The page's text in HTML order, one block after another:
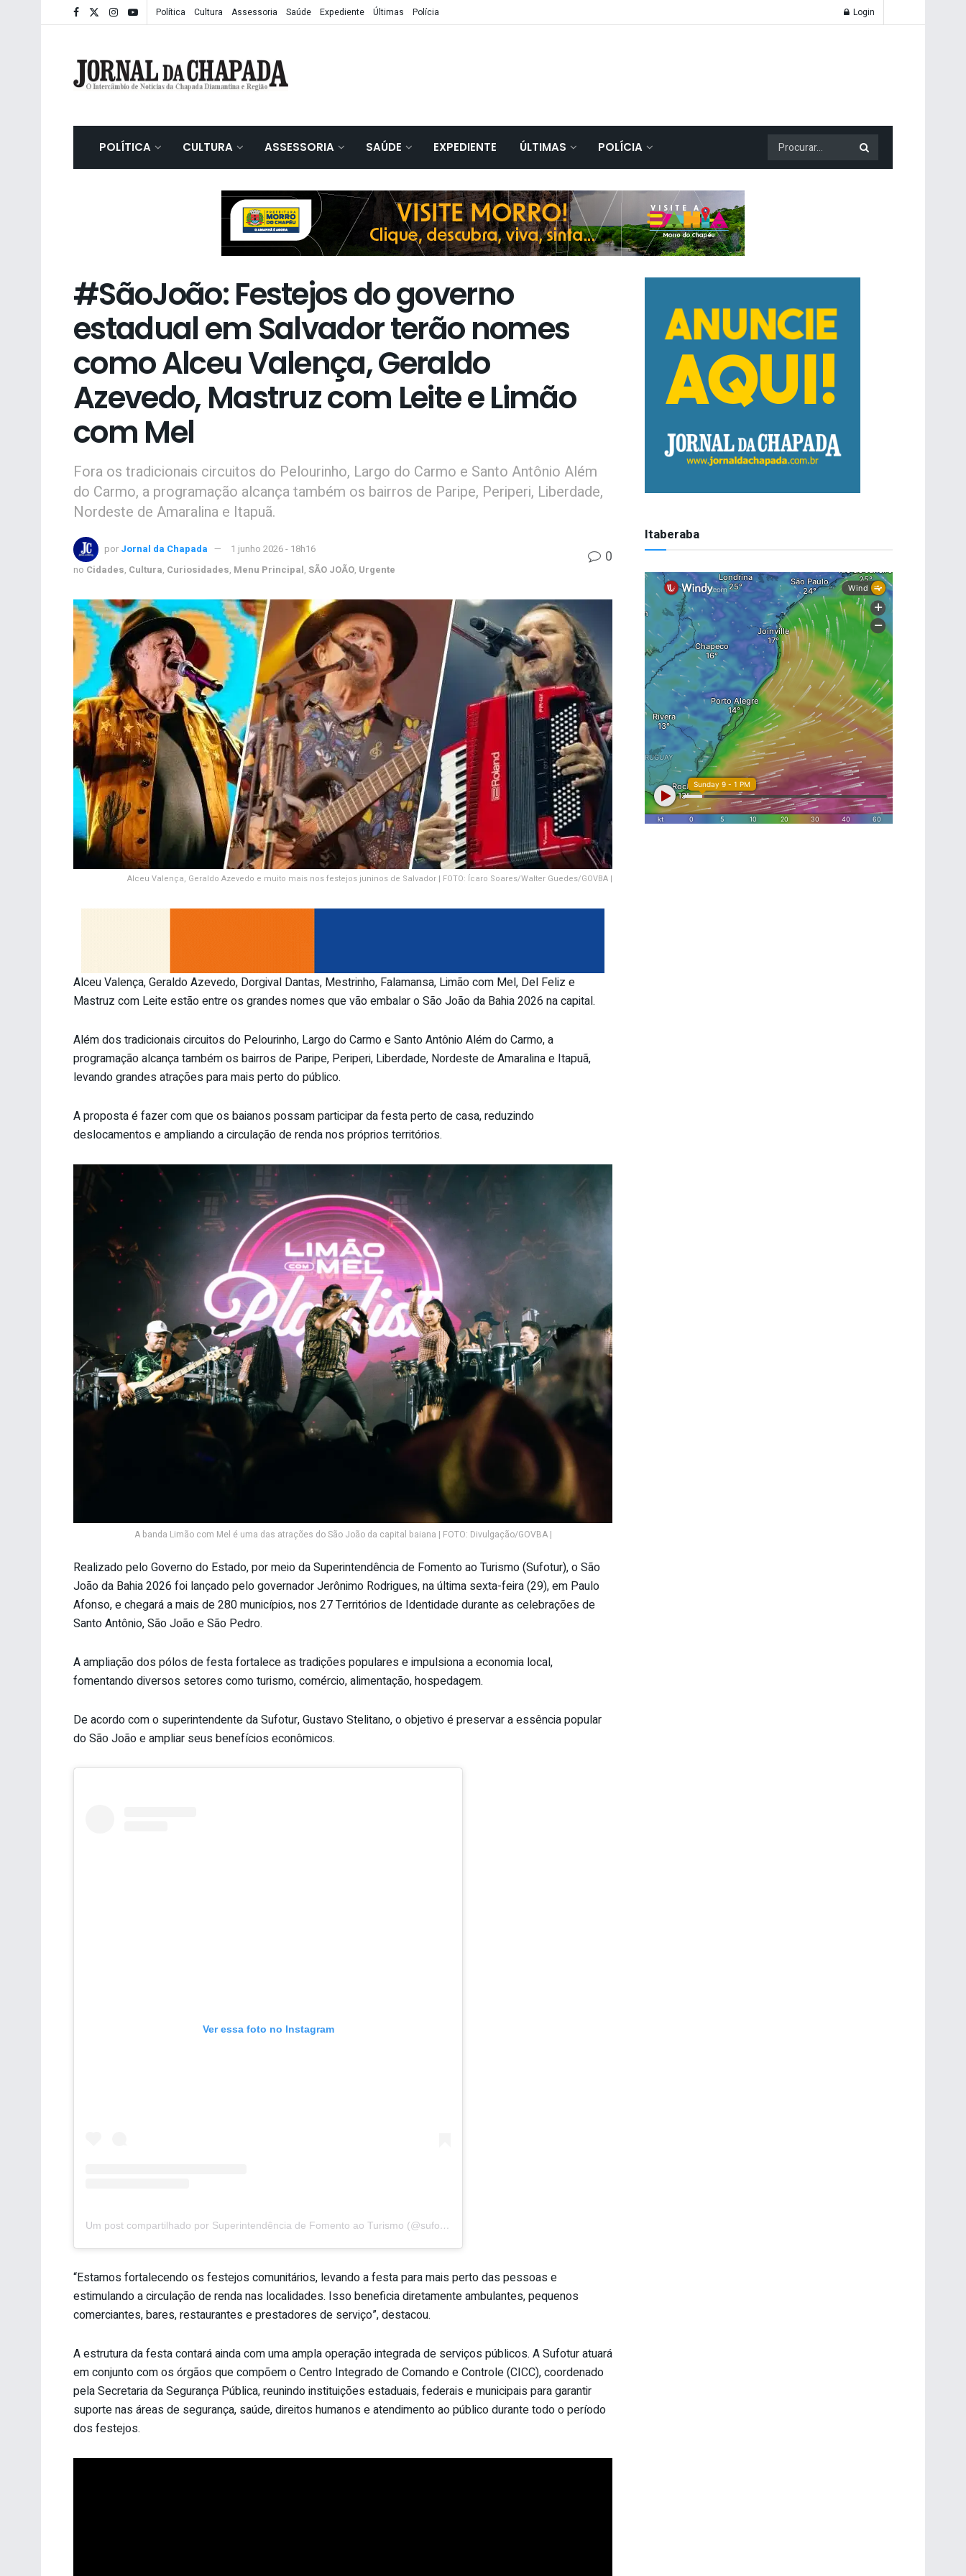
Política Cultura Assessoria Saúde Expediente Últimas Polícia Login
POLÍTICA CULTURA ASSESSORIA SAÚDE EXPEDIENTE ÚLTIMAS POLÍCIA
#SãoJoão: Festejos do governo
estadual em Salvador terão nomes
como Alceu Valença, Geraldo
Azevedo, Mastruz com Leite e Limão
com Mel
Fora os tradicionais circuitos do Pelourinho, Largo do Carmo e Santo Antônio Além
do Carmo, a programação alcança também os bairros de Paripe, Periperi, Liberdade,
Nordeste de Amaralina e Itapuã.
por Jornal da Chapada
1 junho 2026 - 18h16
no Cidades, Cultura, Curiosidades, Menu Principal, SÃO JOÃO, Urgente
0
Alceu Valença, Geraldo Azevedo e muito mais nos festejos juninos de Salvador | FOTO: Ícaro Soares/Walter Guedes/GOVBA |
Alceu Valença, Geraldo Azevedo, Dorgival Dantas, Mestrinho, Falamansa, Limão com Mel, Del Feliz e
Mastruz com Leite estão entre os grandes nomes que vão embalar o São João da Bahia 2026 na capital.
Além dos tradicionais circuitos do Pelourinho, Largo do Carmo e Santo Antônio Além do Carmo, a
programação alcança também os bairros de Paripe, Periperi, Liberdade, Nordeste de Amaralina e Itapuã,
levando grandes atrações para mais perto do público.
A proposta é fazer com que os baianos possam participar da festa perto de casa, reduzindo
deslocamentos e ampliando a circulação de renda nos próprios territórios.
A banda Limão com Mel é uma das atrações do São João da capital baiana | FOTO: Divulgação/GOVBA |
Realizado pelo Governo do Estado, por meio da Superintendência de Fomento ao Turismo (Sufotur), o São
João da Bahia 2026 foi lançado pelo governador Jerônimo Rodrigues, na última sexta-feira (29), em Paulo
Afonso, e chegará a mais de 280 municípios, nos 27 Territórios de Identidade durante as celebrações de
Santo Antônio, São João e São Pedro.
A ampliação dos pólos de festa fortalece as tradições populares e impulsiona a economia local,
fomentando diversos setores como turismo, comércio, alimentação, hospedagem.
De acordo com o superintendente da Sufotur, Gustavo Stelitano, o objetivo é preservar a essência popular
do São João e ampliar seus benefícios econômicos.
Ver essa foto no Instagram
Um post compartilhado por Superintendência de Fomento ao Turismo (@sufotur)
“Estamos fortalecendo os festejos comunitários, levando a festa para mais perto das pessoas e
estimulando a circulação de renda nas localidades. Isso beneficia diretamente ambulantes, pequenos
comerciantes, bares, restaurantes e prestadores de serviço”, destacou.
A estrutura da festa contará ainda com uma ampla operação integrada de serviços públicos. A Sufotur atuará
em conjunto com os órgãos que compõem o Centro Integrado de Comando e Controle (CICC), coordenado
pela Secretaria da Segurança Pública, reunindo instituições estaduais, federais e municipais para garantir
suporte nas áreas de segurança, saúde, direitos humanos e atendimento ao público durante todo o período
dos festejos.
Itaberaba